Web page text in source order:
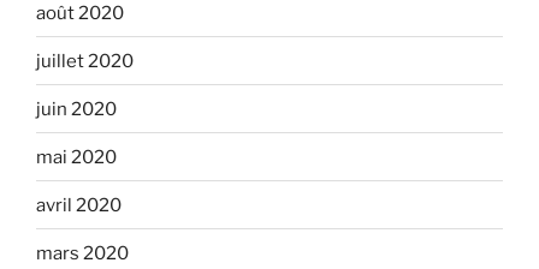
août 2020
juillet 2020
juin 2020
mai 2020
avril 2020
mars 2020